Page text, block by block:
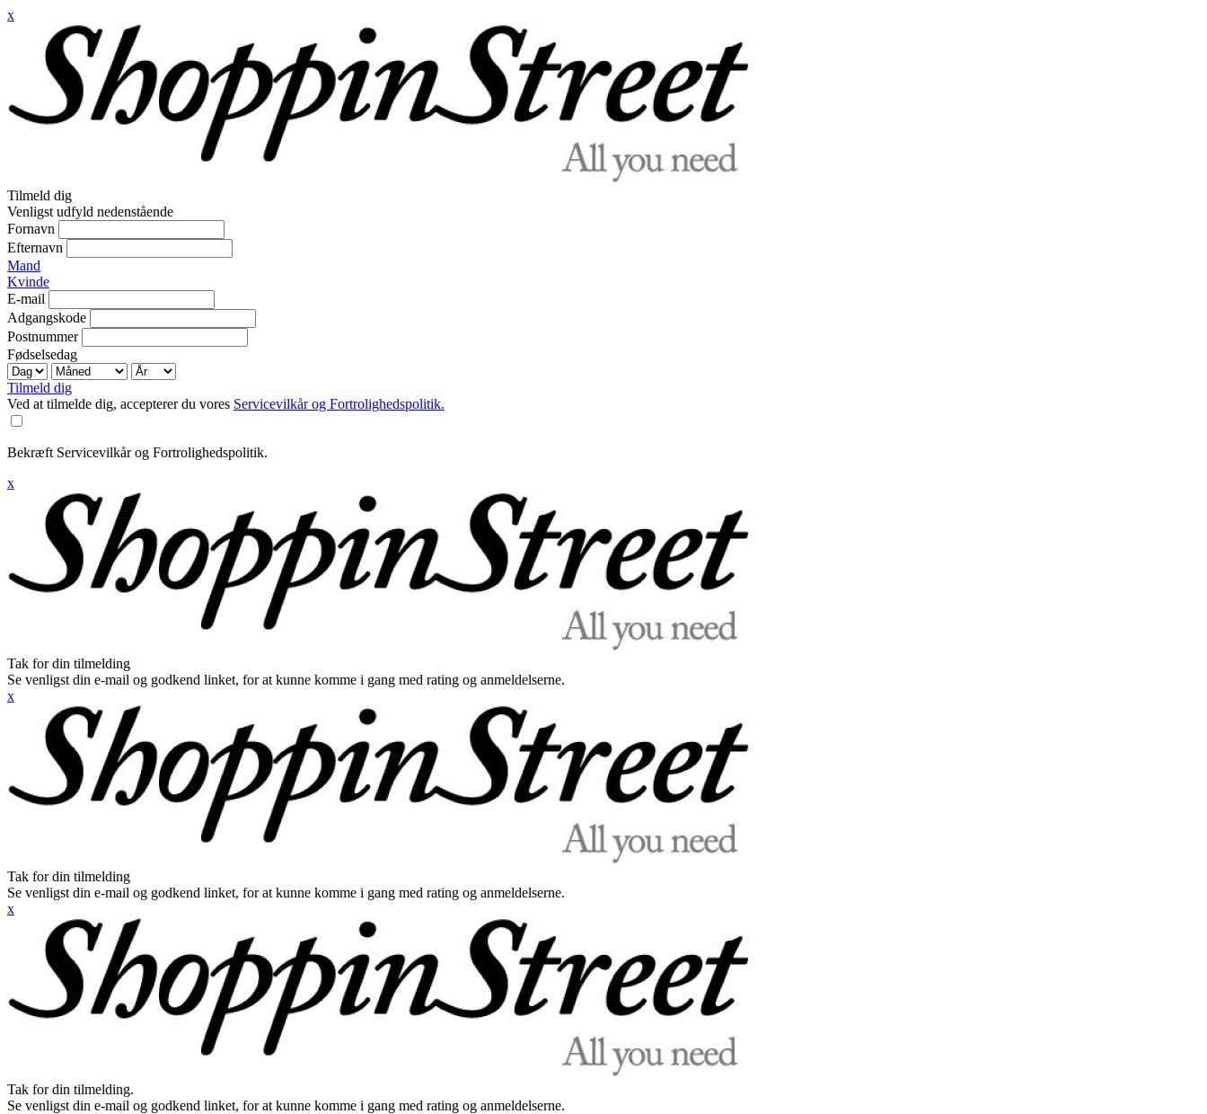
x
Tilmeld dig
Venligst udfyld nedenstående
Fornavn
Efternavn
Mand
Kvinde
E-mail
Adgangskode
Postnummer
Fødselsedag
Tilmeld dig
Ved at tilmelde dig, accepterer du vores Servicevilkår og Fortrolighedspolitik.
Bekræft Servicevilkår og Fortrolighedspolitik.
x
Tak for din tilmelding
Se venligst din e-mail og godkend linket, for at kunne komme i gang med rating og anmeldelserne.
x
Tak for din tilmelding
Se venligst din e-mail og godkend linket, for at kunne komme i gang med rating og anmeldelserne.
x
Tak for din tilmelding.
Se venligst din e-mail og godkend linket, for at kunne komme i gang med rating og anmeldelserne.